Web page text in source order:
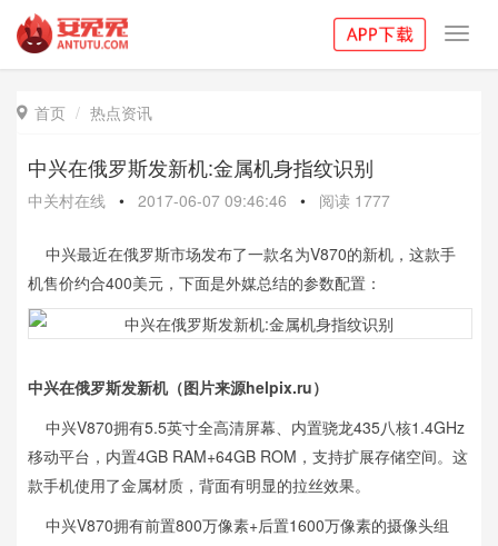
 首页 热点资讯
中兴在俄罗斯发新机:金属机身指纹识别
中关村在线 • 2017-06-07 09:46:46 • 阅读 1777
中兴最近在俄罗斯市场发布了一款名为V870的新机，这款手
机售价约合400美元，下面是外媒总结的参数配置：
中兴在俄罗斯发新机（图片来源helpix.ru）
中兴V870拥有5.5英寸全高清屏幕、内置骁龙435八核1.4GHz
移动平台，内置4GB RAM+64GB ROM，支持扩展存储空间。这
款手机使用了金属材质，背面有明显的拉丝效果。
中兴V870拥有前置800万像素+后置1600万像素的摄像头组